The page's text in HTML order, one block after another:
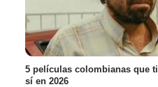
5 películas colombianas que
sí en 2026